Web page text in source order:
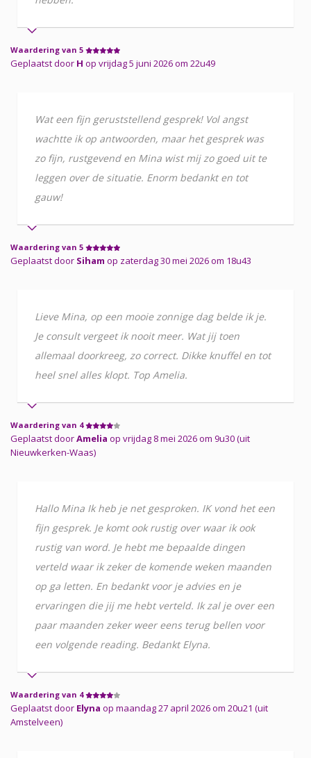
Waardering van 5
Geplaatst door H op vrijdag 5 juni 2026 om 22u49
Wat een fijn geruststellend gesprek! Vol angst
wachtte ik op antwoorden, maar het gesprek was
zo fijn, rustgevend en Mina wist mij zo goed uit te
leggen over de situatie. Enorm bedankt en tot
gauw!
Waardering van 5
Geplaatst door Siham op zaterdag 30 mei 2026 om 18u43
Lieve Mina, op een mooie zonnige dag belde ik je.
Je consult vergeet ik nooit meer. Wat jij toen
allemaal doorkreeg, zo correct. Dikke knuffel en tot
heel snel alles klopt. Top Amelia.
Waardering van 4
Geplaatst doorAmelia op vrijdag 8 mei 2026 om 9u30 (uit
Nieuwkerken-Waas)
Hallo Mina Ik heb je net gesproken. IK vond het een
fijn gesprek. Je komt ook rustig over waar ik ook
rustig van word. Je hebt me bepaalde dingen
verteld waar ik zeker de komende weken maanden
op ga letten. En bedankt voor je advies en je
ervaringen die jij me hebt verteld. Ik zal je over een
paar maanden zeker weer eens terug bellen voor
een volgende reading. Bedankt Elyna.
Waardering van 4
Geplaatst door Elyna op maandag 27 april 2026 om 20u21 (uit
Amstelveen)